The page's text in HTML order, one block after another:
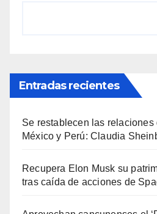
Entradas recientes
Se restablecen las
México y Perú: Claudia
Recupera Elon Musk su
tras caída de acciones de